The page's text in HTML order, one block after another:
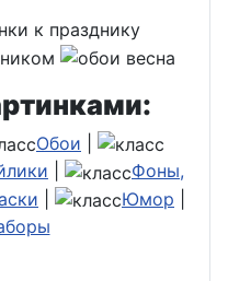
Обои
Фоны,
Юмор